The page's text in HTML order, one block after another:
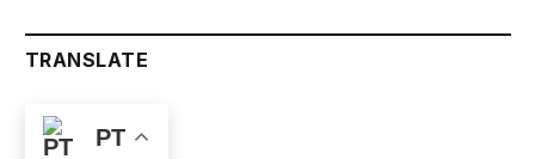
TRANSLATE
PT